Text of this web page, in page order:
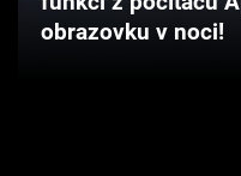
obrazovku v noci!